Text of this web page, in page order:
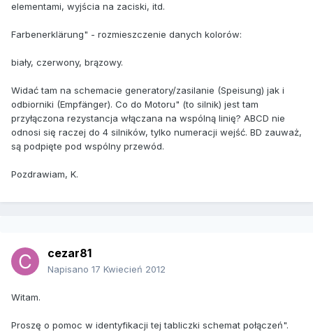
elementami, wyjścia na zaciski, itd.
Farbenerklärung" - rozmieszczenie danych kolorów:
biały, czerwony, brązowy.
Widać tam na schemacie generatory/zasilanie (Speisung) jak i
odbiorniki (Empfänger). Co do Motoru" (to silnik) jest tam
przyłączona rezystancja włączana na wspólną linię? ABCD nie
odnosi się raczej do 4 silników, tylko numeracji wejść. BD zauważ,
są podpięte pod wspólny przewód.
Pozdrawiam, K.
cezar81
Napisano 17 Kwiecień 2012
Witam.
Proszę o pomoc w identyfikacji tej tabliczki schemat połączeń".